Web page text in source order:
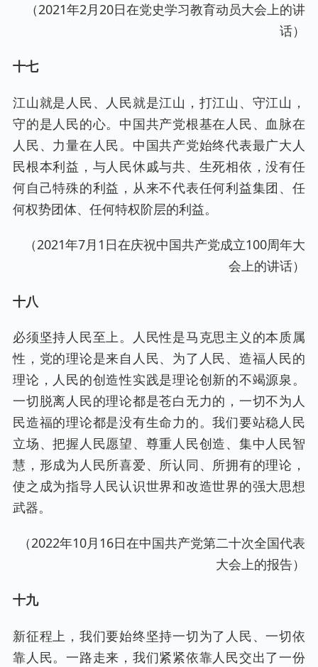
（2021年2月20日在党史学习教育动员大会上的讲
话）
十七
江山就是人民、人民就是江山，打江山、守江山，
守的是人民的心。中国共产党根基在人民、血脉在
人民、力量在人民。中国共产党始终代表最广大人
民根本利益，与人民休戚与共、生死相依，没有任
何自己特殊的利益，从来不代表任何利益集团、任
何权势团体、任何特权阶层的利益。
（2021年7月1日在庆祝中国共产党成立100周年大
会上的讲话）
十八
必须坚持人民至上。人民性是马克思主义的本质属
性，党的理论是来自人民、为了人民、造福人民的
理论，人民的创造性实践是理论创新的不竭源泉。
一切脱离人民的理论都是苍白无力的，一切不为人
民造福的理论都是没有生命力的。我们要站稳人民
立场、把握人民愿望、尊重人民创造、集中人民智
慧，形成为人民所喜爱、所认同、所拥有的理论，
使之成为指导人民认识世界和改造世界的强大思想
武器。
（2022年10月16日在中国共产党第二十次全国代表
大会上的报告）
十九
新征程上，我们要始终坚持一切为了人民、一切依
靠人民。一路走来，我们紧紧依靠人民交出了一份